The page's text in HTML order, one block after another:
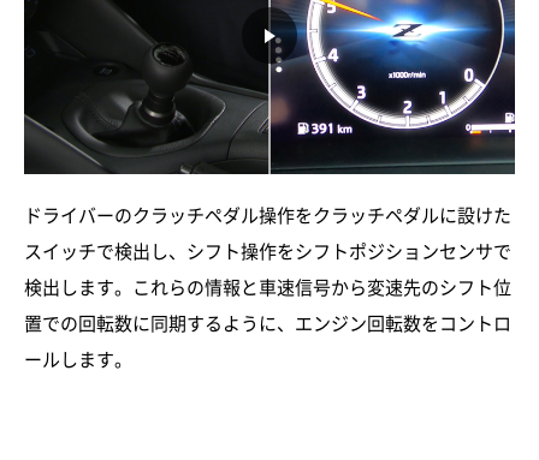
ドライバーのクラッチペダル操作をクラッチペダルに設けた
スイッチで検出し、シフト操作をシフトポジションセンサで
検出します。これらの情報と車速信号から変速先のシフト位
置での回転数に同期するように、エンジン回転数をコントロ
ールします。